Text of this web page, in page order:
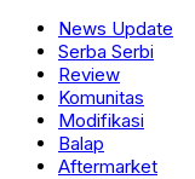
News Update
Serba Serbi
Review
Komunitas
Modifikasi
Balap
Aftermarket